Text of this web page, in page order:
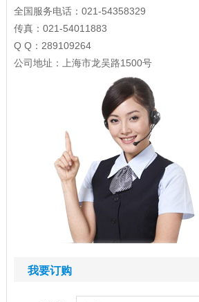
全国服务电话：021-54358329
传真：021-54011883
Q Q：289109264
公司地址：上海市龙吴路1500号
我要订购